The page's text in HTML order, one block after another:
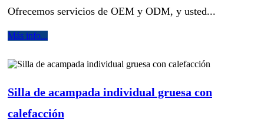
Ofrecemos servicios de OEM y ODM, y usted...
Más info...
Silla de acampada individual gruesa con
calefacción